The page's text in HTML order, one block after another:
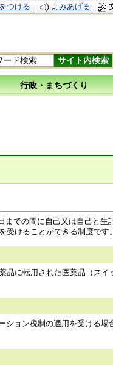
つける
よみあげる
行政・まちづくり
での間に自己又は自己と生
けることができる制度です。
に転用された医薬品（スイ
ョン税制の適用を受ける場